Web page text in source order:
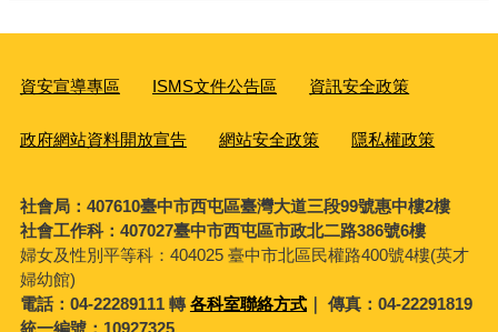
資安宣導專區 ISMS文件公告區 資訊安全政策
政府網站資料開放宣告 網站安全政策 隱私權政策
社會局：407610臺中市西屯區臺灣大道三段99號惠中樓2樓
社會工作科：407027臺中市西屯區市政北二路386號6樓
婦女及性別平等科： 404025 臺中市北區民權路400號4樓(英才
婦幼館)
電話：04-22289111 轉各科室聯絡方式｜ 傳真：04-22291819